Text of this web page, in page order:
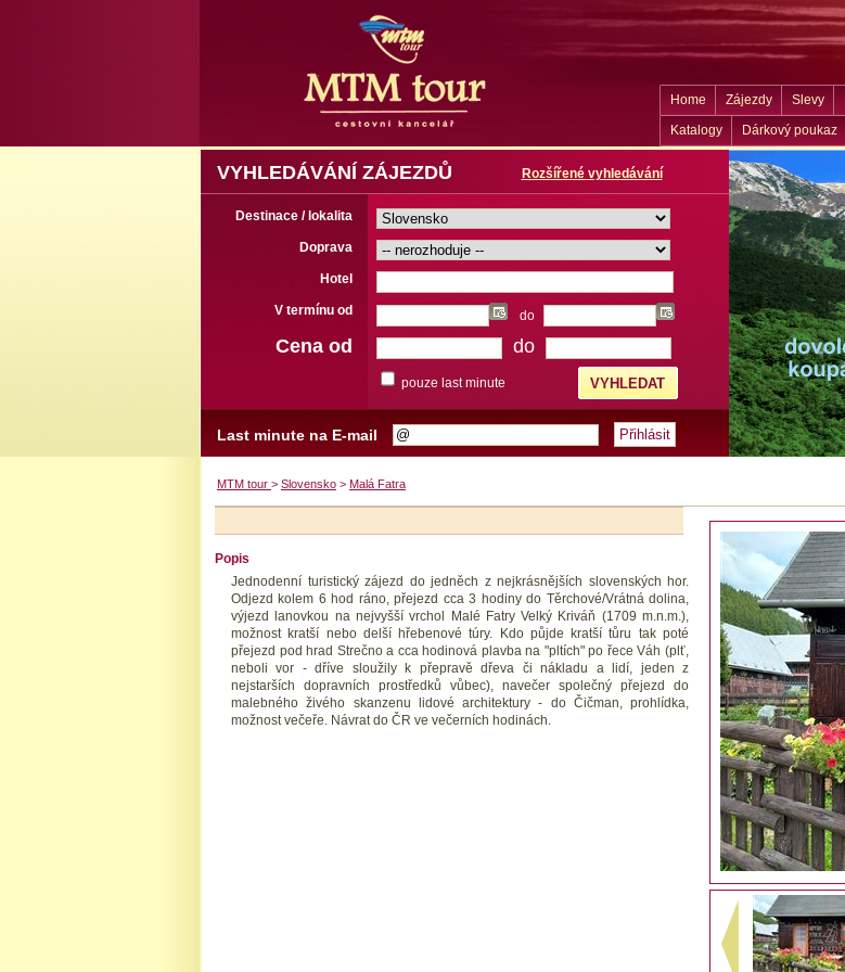
MTM tour > Slovensko > Malá Fatra
Popis
Jednodenní turistický zájezd do jedněch z nejkrásnějších slovenských hor.
Odjezd kolem 6 hod ráno, přejezd cca 3 hodiny do Těrchové/Vrátná dolina,
výjezd lanovkou na nejvyšší vrchol Malé Fatry Velký Kriváň (1709 m.n.m.),
možnost kratší nebo delší hřebenové túry. Kdo půjde kratší tůru tak poté
přejezd pod hrad Strečno a cca hodinová plavba na "pltích" po řece Váh (plť,
neboli vor - dříve sloužily k přepravě dřeva či nákladu a lidí, jeden z
nejstarších dopravních prostředků vůbec), navečer společný přejezd do
malebného živého skanzenu lidové architektury - do Čičman, prohlídka,
možnost večeře. Návrat do ČR ve večerních hodinách.
Home Zájezdy Slevy
Katalogy
Dárkový poukaz
Rozšířené vyhledávání
VYHLEDÁVÁNÍ ZÁJEZDŮ
Destinace / lokalita
Doprava
Hotel
V termínu od do
Cena od do
pouze last minute
Last minute na E-mail